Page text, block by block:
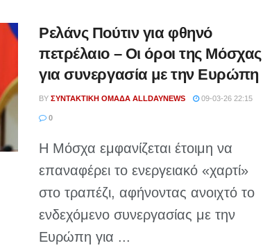
Ρελάνς Πούτιν για φθηνό
πετρέλαιο – Οι όροι της Μόσχας
για συνεργασία με την Ευρώπη
BY ΣΥΝΤΑΚΤΙΚΉ ΟΜΆΔΑ ALLDAYNEWS 09-03-26 22:15
0
Η Μόσχα εμφανίζεται έτοιμη να
επαναφέρει το ενεργειακό «χαρτί»
στο τραπέζι, αφήνοντας ανοιχτό το
ενδεχόμενο συνεργασίας με την
Ευρώπη για ...